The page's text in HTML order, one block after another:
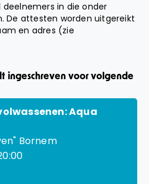
Webshop
deelnemers in die onder
De attesten worden uitgereikt
en adres (zie
ingeschreven voor volgende
Aqua
Bornem